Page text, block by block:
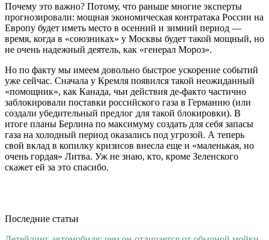
Почему это важно? Потому, что раньше многие эксперты
прогнозировали: мощная экономическая контратака России на
Европу будет иметь место в осенний и зимний период —
время, когда в «союзниках» у Москвы будет такой мощный, но
не очень надежный деятель, как «генерал Мороз».
Но по факту мы имеем довольно быстрое ускорение событий
уже сейчас. Сначала у Кремля появился такой неожиданный
«помощник», как Канада, чьи действия де-факто частично
заблокировали поставки российского газа в Германию (или
создали убедительный предлог для такой блокировки). В
итоге планы Берлина по максимуму создать для себя запасы
газа на холодный период оказались под угрозой. А теперь
свой вклад в копилку кризисов внесла еще и «маленькая, но
очень гордая» Литва. Уж не знаю, кто, кроме Зеленского
скажет ей за это спасибо.
Последние статьи